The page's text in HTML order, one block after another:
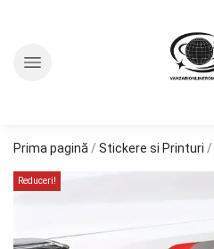
Prima pagină / Stickere si Printuri /
Reduceri!